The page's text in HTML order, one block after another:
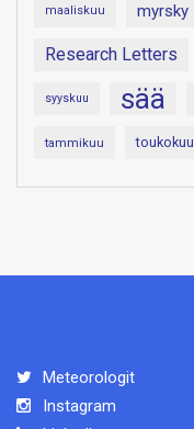
maaliskuu myrsky
Research Letters
syyskuu sää
tammikuu toukokuu
Meteorologit
Instagram